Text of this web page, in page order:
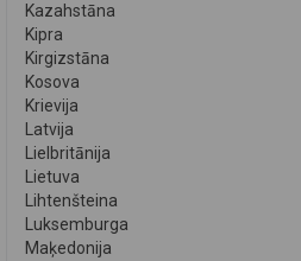
Kazahstāna
Kipra
Kirgizstāna
Kosova
Krievija
Latvija
Lielbritānija
Lietuva
Lihtenšteina
Luksemburga
Maķedonija